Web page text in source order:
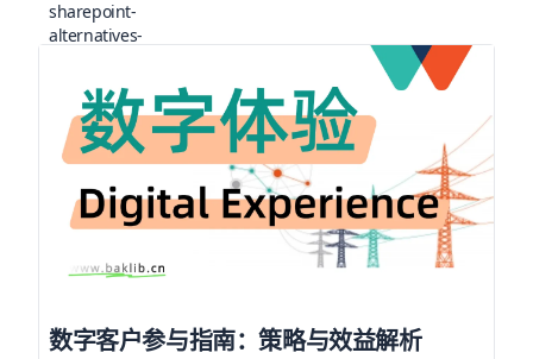
数字客户参与指南：策略与效益解析